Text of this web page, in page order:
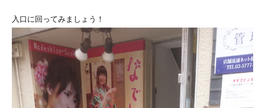
入口に回ってみましょう！